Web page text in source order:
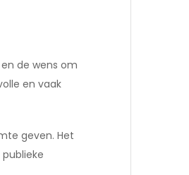
de wens om
en vaak
geven. Het